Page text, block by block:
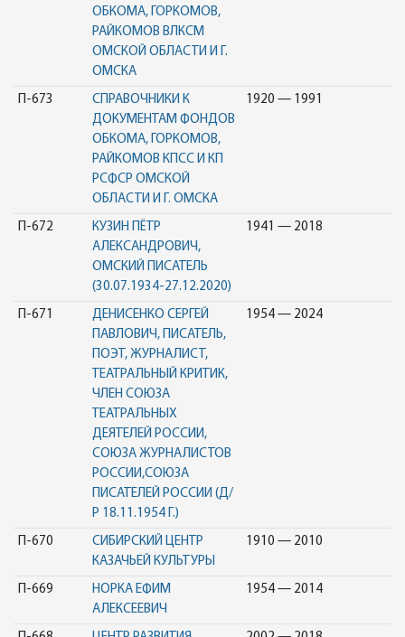
ОБКОМА, ГОРКОМОВ,
РАЙКОМОВ ВЛКСМ
ОМСКОЙ ОБЛАСТИ И Г.
ОМСКА
П-673
СПРАВОЧНИКИ К
ДОКУМЕНТАМ ФОНДОВ
ОБКОМА, ГОРКОМОВ,
РАЙКОМОВ КПСС И КП
РСФСР ОМСКОЙ
ОБЛАСТИ И Г. ОМСКА
1920 — 1991
П-672
КУЗИН ПЁТР
АЛЕКСАНДРОВИЧ,
ОМСКИЙ ПИСАТЕЛЬ
(30.07.1934-27.12.2020)
1941 — 2018
П-671
ДЕНИСЕНКО СЕРГЕЙ
ПАВЛОВИЧ, ПИСАТЕЛЬ,
ПОЭТ, ЖУРНАЛИСТ,
ТЕАТРАЛЬНЫЙ КРИТИК,
ЧЛЕН СОЮЗА
ТЕАТРАЛЬНЫХ
ДЕЯТЕЛЕЙ РОССИИ,
СОЮЗА ЖУРНАЛИСТОВ
РОССИИ,СОЮЗА
ПИСАТЕЛЕЙ РОССИИ (Д/
Р 18.11.1954 Г.)
1954 — 2024
П-670
СИБИРСКИЙ ЦЕНТР
КАЗАЧЬЕЙ КУЛЬТУРЫ
1910 — 2010
П-669
НОРКА ЕФИМ
АЛЕКСЕЕВИЧ
1954 — 2014